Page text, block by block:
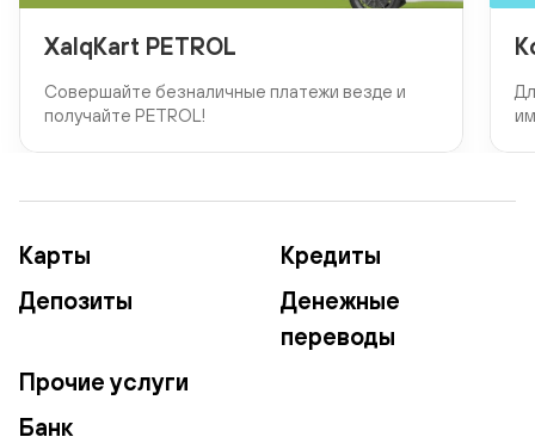
XalqKart PETROL
Совершайте безналичные платежи везде и
получайте PETROL!
Карты
Кредиты
Депозиты
Денежные
переводы
Прочие услуги
Банк